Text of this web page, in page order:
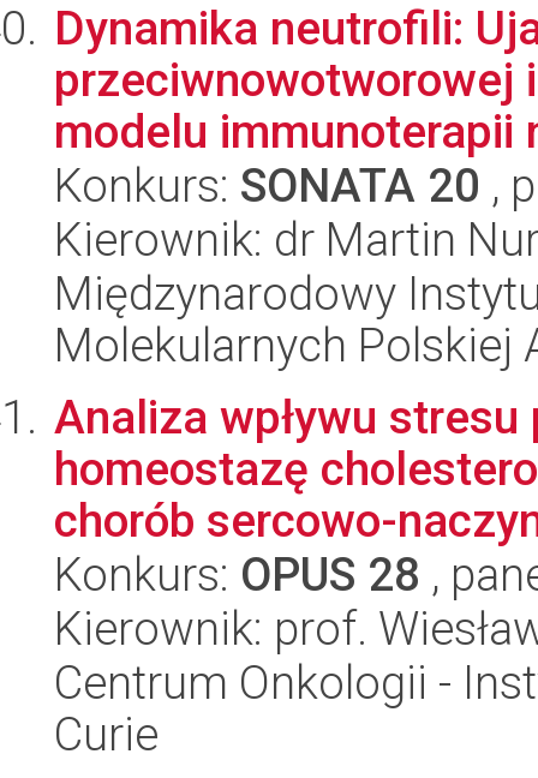
Dynamika neutrofili:
przeciwnowotworowej
modelu immunoterapii
Konkurs: SONATA 20 ,
Kierownik: dr Martin
Międzynarodowy
Molekularnych Polskiej
Analiza wpływu
homeostazę
chorób sercowo-
Konkurs: OPUS 28 ,
Kierownik: prof.
Centrum Onkologii -
Curie